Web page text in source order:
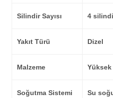
Silindir Sayısı 4
Yakıt Türü Dizel
Malzeme
Soğutma Sistemi Su